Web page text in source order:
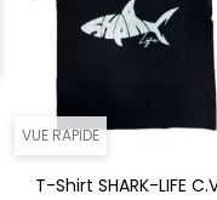
VUE RAPIDE
T-Shirt SHARK-LIFE